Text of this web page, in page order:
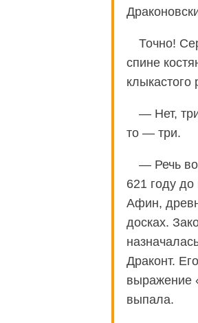
Точно!
спине
— Нет,
то — три.
— Речь
621 году
Афин,
досках.
Драконт.
выражение
выпала.